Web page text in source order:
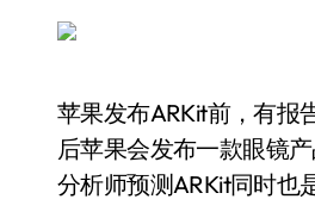
苹果发布ARKit前，有报
后苹果会发布一款眼镜
分析师预测ARKit同时也